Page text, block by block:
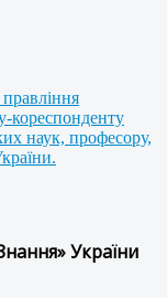
кореспонденту
наук, професору,
України